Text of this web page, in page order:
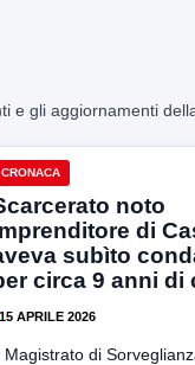
e gli aggiornamenti
CRONACA
noto
di
subìto
circa 9 anni di
15 APRILE 2026
Magistrato di